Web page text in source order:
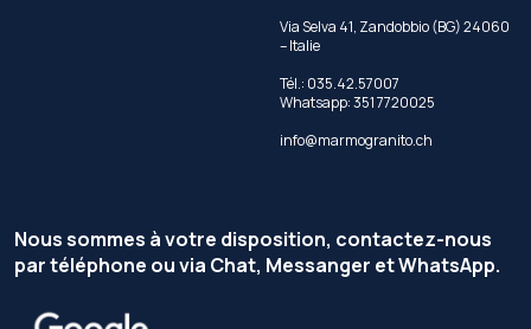
Via Selva 41, Zandobbio (BG) 24060
– Italie
Tél.: 035.42.57007
Whatsapp: 351 7720025
info@marmogranito.ch
Nous sommes à votre disposition, contactez-nous
par téléphone ou via Chat, Messanger et WhatsApp.